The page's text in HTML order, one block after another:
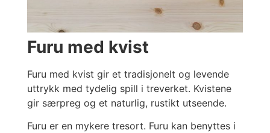
Furu med kvist
Furu med kvist gir et tradisjonelt og levende
uttrykk med tydelig spill i treverket. Kvistene
gir særpreg og et naturlig, rustikt utseende.
Furu er en mykere tresort. Furu kan benyttes i